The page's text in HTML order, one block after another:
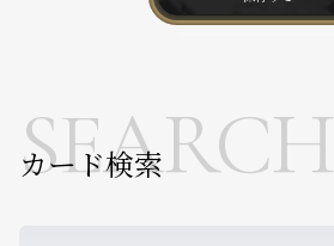
SEARCH
カード検索